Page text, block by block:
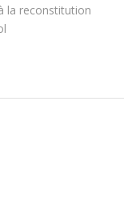
la reconstitution